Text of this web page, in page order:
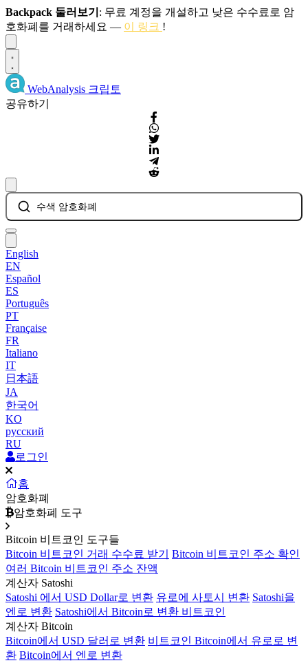
Backpack 둘러보기 : 무료 계정을 개설하고 낮은 수수료로 암
호화폐를 거래하세요 — 이 링크 !
WebAnalysis 크립토
공유하기
수색 암호화폐
English
EN
Español
ES
Português
PT
Française
FR
Italiano
IT
日本語
JA
한국어
KO
русский
RU
로그인
홈
암호화폐
암호화폐 도구
Bitcoin 비트코인 도구들
Bitcoin 비트코인 거래 수수료 받기
Bitcoin 비트코인 주소 확인
여러 Bitcoin 비트코인 주소 잔액
계산자 Satoshi
Satoshi 에서 USD Dollar로 변환 유로에 사토시 변환 Satoshi을
엔로 변환 Satoshi에서 Bitcoin로 변환 비트코인
계산자 Bitcoin
Bitcoin에서 USD 달러로 변환 비트코인 Bitcoin에서 유로로 변
환 Bitcoin에서 엔로 변환